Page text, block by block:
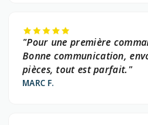
"Pour une première
Bonne communication,
pièces, tout est parfait."
MARC F.